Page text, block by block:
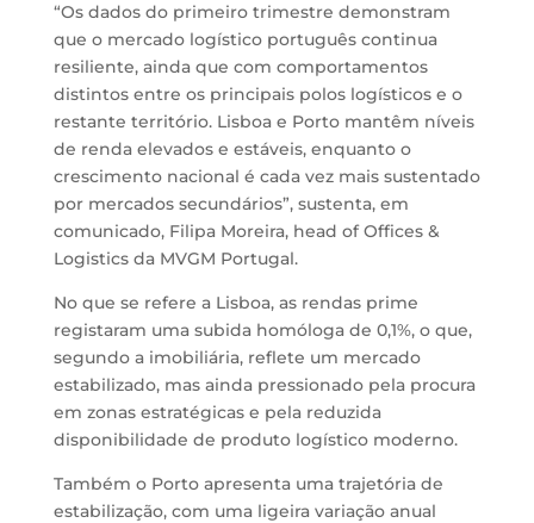
“Os dados do primeiro trimestre demonstram
que o mercado logístico português continua
resiliente, ainda que com comportamentos
distintos entre os principais polos logísticos e o
restante território. Lisboa e Porto mantêm níveis
de renda elevados e estáveis, enquanto o
crescimento nacional é cada vez mais sustentado
por mercados secundários”, sustenta, em
comunicado, Filipa Moreira, head of Offices &
Logistics da MVGM Portugal.
No que se refere a Lisboa, as rendas prime
registaram uma subida homóloga de 0,1%, o que,
segundo a imobiliária, reflete um mercado
estabilizado, mas ainda pressionado pela procura
em zonas estratégicas e pela reduzida
disponibilidade de produto logístico moderno.
Também o Porto apresenta uma trajetória de
estabilização, com uma ligeira variação anual